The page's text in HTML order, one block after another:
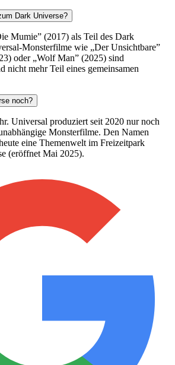
Dark Universe?
Mumie” (2017) als Teil des Dark
Monsterfilme wie „Der Unsichtbare”
oder „Wolf Man” (2025) sind
nicht mehr Teil eines gemeinsamen
noch?
Universal produziert seit 2020 nur noch
Monsterfilme. Den Namen
eine Themenwelt im Freizeitpark
(eröffnet Mai 2025).